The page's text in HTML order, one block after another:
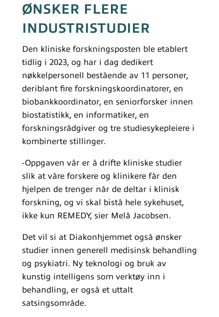
ØNSKER FLERE
INDUSTRISTUDIER
Den kliniske forskningsposten ble etablert
tidlig i 2023, og har i dag dedikert
nøkkelpersonell bestående av 11 personer,
deriblant fire forskningskoordinatorer, en
biobankkoordinator, en seniorforsker innen
biostatistikk, en informatiker, en
forskningsrådgiver og tre studiesykepleiere i
kombinerte stillinger.
-Oppgaven vår er å drifte kliniske studier
slik at våre forskere og klinikere får den
hjelpen de trenger når de deltar i klinisk
forskning, og vi skal bistå hele sykehuset,
ikke kun REMEDY, sier Melå Jacobsen.
Det vil si at Diakonhjemmet også ønsker
studier innen generell medisinsk behandling
og psykiatri. Ny teknologi og bruk av
kunstig intelligens som verktøy inn i
behandling, er også et uttalt
satsingsområde.